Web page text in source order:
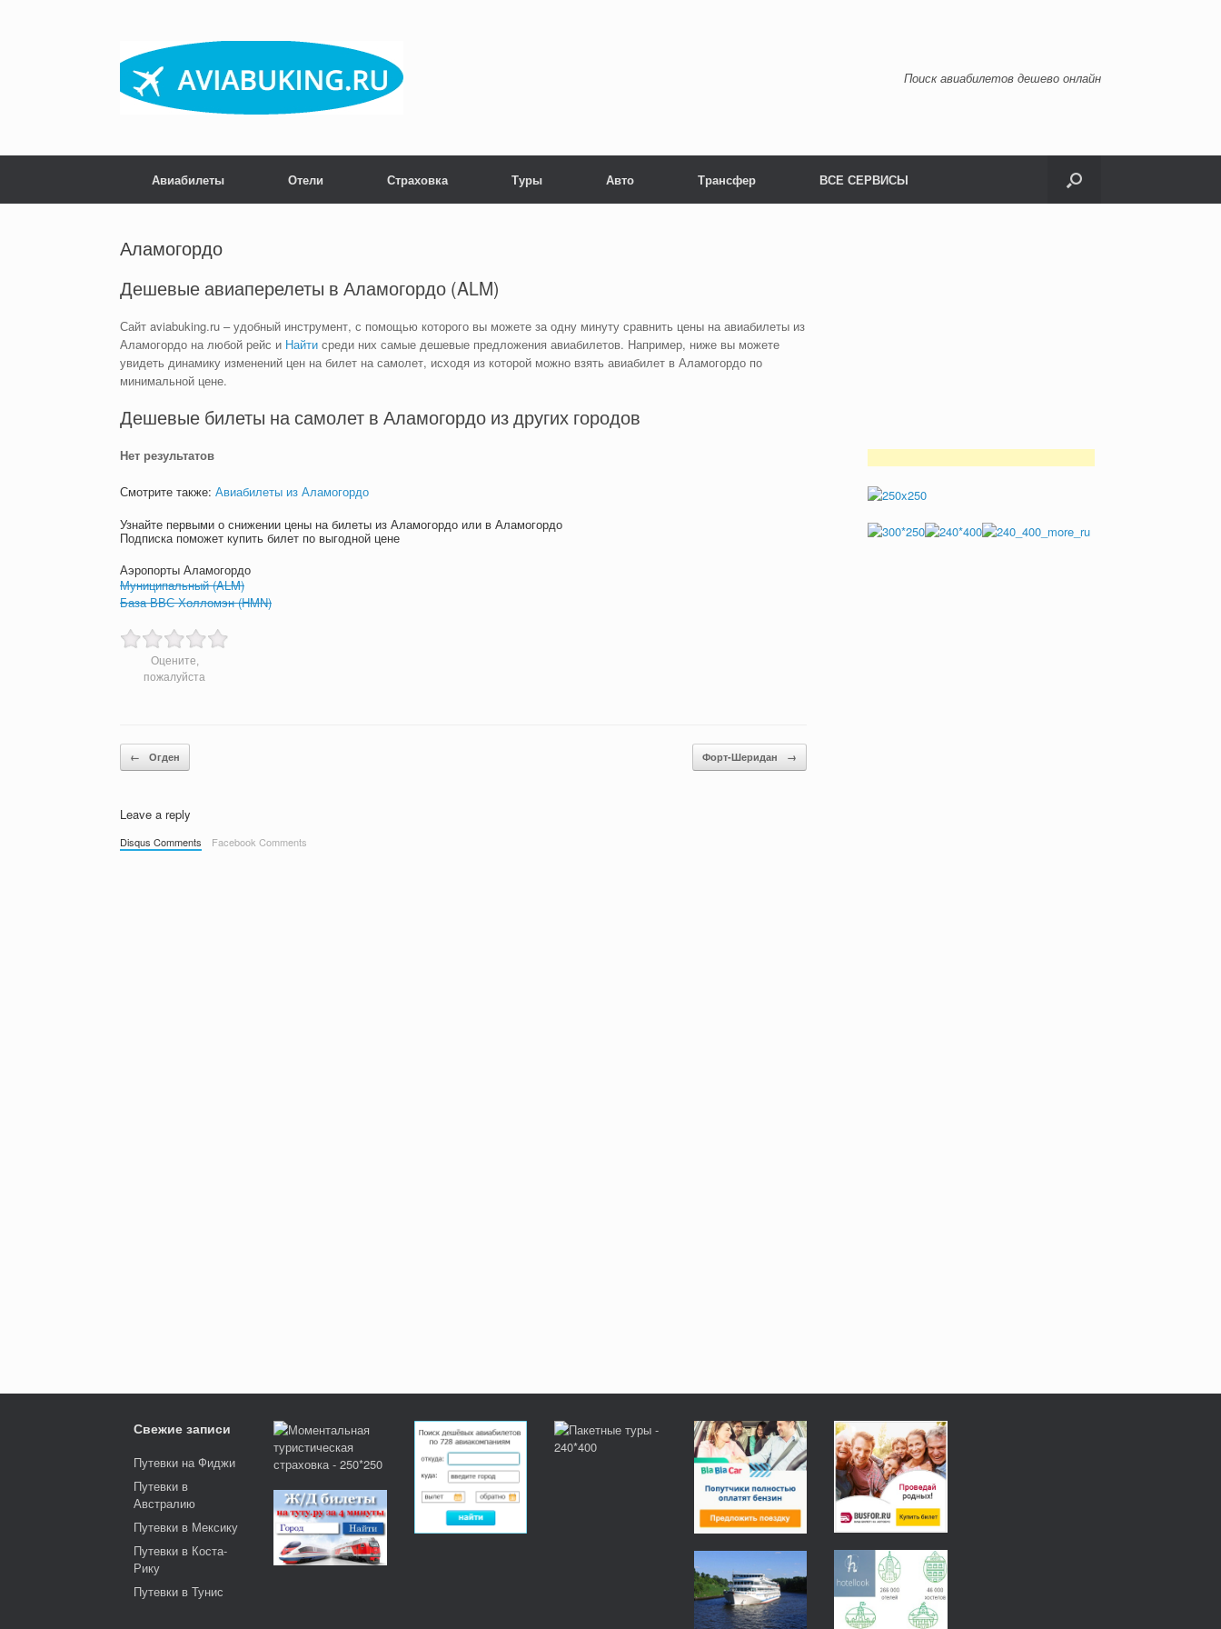
Поиск авиабилетов дешево онлайн
Авиабилеты Отели Страховка Туры Авто Трансфер ВСЕ СЕРВИСЫ
Аламогордо
Дешевые авиаперелеты в Аламогордо (ALM)
Сайт aviabuking.ru – удобный инструмент, с помощью которого вы можете за одну минуту сравнить цены на авиабилеты из
Аламогордо на любой рейс и Найти среди них самые дешевые предложения авиабилетов. Например, ниже вы можете
увидеть динамику изменений цен на билет на самолет, исходя из которой можно взять авиабилет в Аламогордо по
минимальной цене.
Дешевые билеты на самолет в Аламогордо из других городов
Нет результатов
Смотрите также: Авиабилеты из Аламогордо
Узнайте первыми о снижении цены на билеты из Аламогордо или в Аламогордо
Подписка поможет купить билет по выгодной цене
Аэропорты Аламогордо
Муниципальный (ALM)
База ВВС Холломэн (HMN)
Оцените,
пожалуйста
Post navigation
← Огден Форт-Шеридан →
Leave a reply
Disqus Comments Facebook Comments
Свежие записи
Путевки на Фиджи
Путевки в
Австралию
Путевки в Мексику
Путевки в Коста-
Рику
Путевки в Тунис